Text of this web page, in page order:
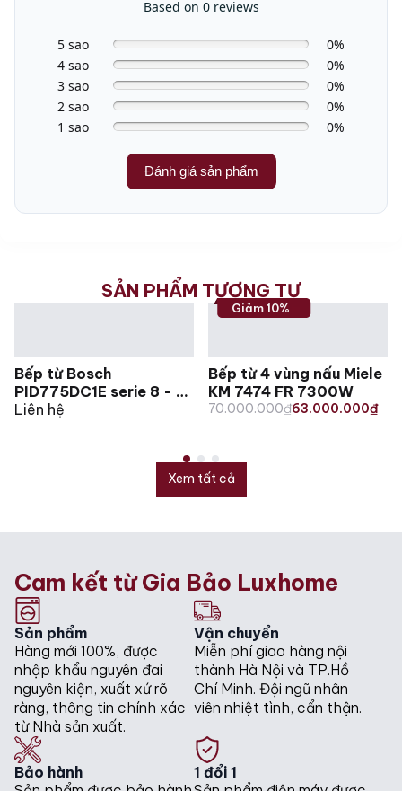
Based on 0 reviews
5 sao
0%
4 sao
0%
3 sao
0%
2 sao
0%
1 sao
0%
Đánh giá sản phẩm
SẢN PHẨM TƯƠNG TỰ
Xem tất cả
Bếp từ Bosch
PID775DC1E serie 8 - 3
vùng nấu
Liên hệ
Giảm 10%
Bếp từ 4 vùng nấu Miele
KM 7474 FR 7300W
70.000.000₫
Original
70.000.000₫.
63.000.000₫
Current
63.000.000₫.
Cam kết từ Gia Bảo Luxhome
Sản phẩm
Hàng mới 100%, được
nhập khẩu nguyên đai
nguyên kiện, xuất xứ rõ
ràng, thông tin chính xác
từ Nhà sản xuất.
Vận chuyển
Miễn phí giao hàng nội
thành Hà Nội và TP.Hồ
Chí Minh. Đội ngũ nhân
viên nhiệt tình, cẩn thận.
Bảo hành
1 đổi 1